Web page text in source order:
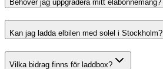
Behöver jag uppgradera mitt elabonnemang?
Kan jag ladda elbilen med solel i Stockholm?
Vilka bidrag finns för laddbox?